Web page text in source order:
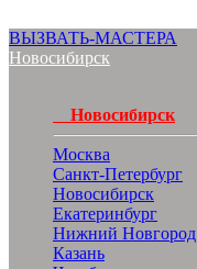
ВЫЗВАТЬ-МАСТЕРА
Новосибирск
Новосибирск
Москва
Санкт-Петербург
Новосибирск
Екатеринбург
Нижний Новгород
Казань